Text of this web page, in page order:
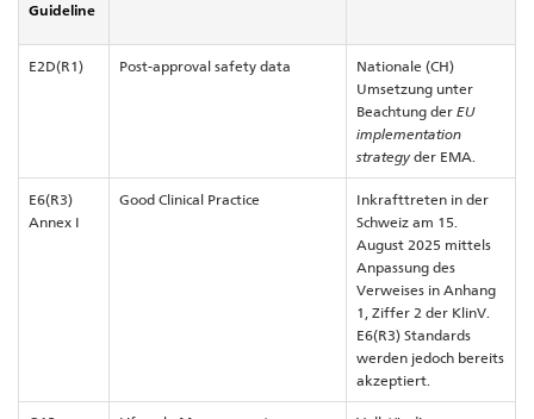
Guideline
E2D(R1) Post-approval safety data
Nationale (CH)
Umsetzung unter
Beachtung der EU
implementation
strategyder EMA.
E6(R3)
Annex I
Good Clinical Practice
Inkrafttreten in der
Schweiz am 15.
August 2025 mittels
Anpassung des
Verweises in Anhang
1, Ziffer 2 der KlinV.
E6(R3) Standards
werden jedoch bereits
akzeptiert.